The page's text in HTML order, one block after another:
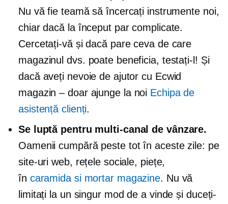
Nu vă fie teamă să încercați instrumente noi,
chiar dacă la început par complicate.
Cercetați-vă și dacă pare ceva de care
magazinul dvs. poate beneficia, testați-l! Și
dacă aveți nevoie de ajutor cu Ecwid
magazin – doarajunge la noi Echipa de
asistență clienți.
Se luptă pentru multi-canal de vânzare.
Oamenii cumpără peste tot în aceste zile: pe
site-uri web, rețele sociale, piețe,
în caramida si mortarmagazine. Nu vă
limitați la un singur mod de a vinde și duceți-